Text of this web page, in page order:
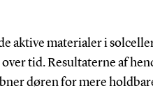
aktive materialer i
tid. Resultaterne af
døren for mere